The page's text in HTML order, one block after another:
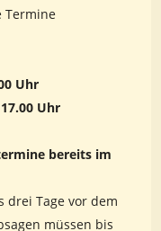
Termine
Uhr
Uhr
bereits im
drei Tage vor dem
müssen bis